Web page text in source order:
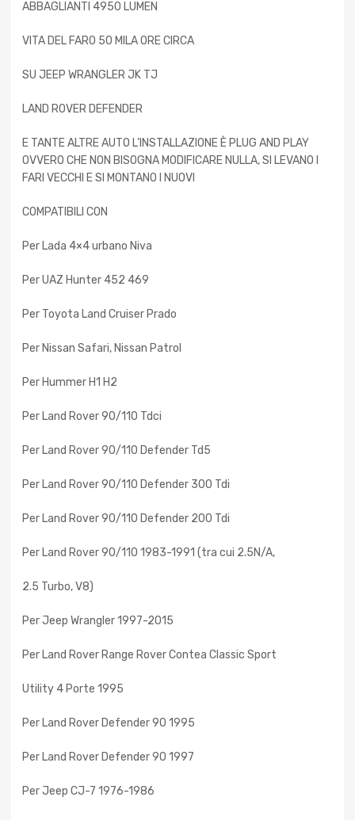
ABBAGLIANTI 4950 LUMEN
VITA DEL FARO 50 MILA ORE CIRCA
SU JEEP WRANGLER JK TJ
LAND ROVER DEFENDER
E TANTE ALTRE AUTO L’INSTALLAZIONE È PLUG AND PLAY
OVVERO CHE NON BISOGNA MODIFICARE NULLA, SI LEVANO I
FARI VECCHI E SI MONTANO I NUOVI
COMPATIBILI CON
Per Lada 4×4 urbano Niva
Per UAZ Hunter 452 469
Per Toyota Land Cruiser Prado
Per Nissan Safari, Nissan Patrol
Per Hummer H1 H2
Per Land Rover 90/110 Tdci
Per Land Rover 90/110 Defender Td5
Per Land Rover 90/110 Defender 300 Tdi
Per Land Rover 90/110 Defender 200 Tdi
Per Land Rover 90/110 1983-1991 (tra cui 2.5N/A,
2.5 Turbo, V8)
Per Jeep Wrangler 1997-2015
Per Land Rover Range Rover Contea Classic Sport
Utility 4 Porte 1995
Per Land Rover Defender 90 1995
Per Land Rover Defender 90 1997
Per Jeep CJ-7 1976-1986